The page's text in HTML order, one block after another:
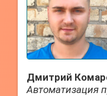
Дмитрий
Автоматизация